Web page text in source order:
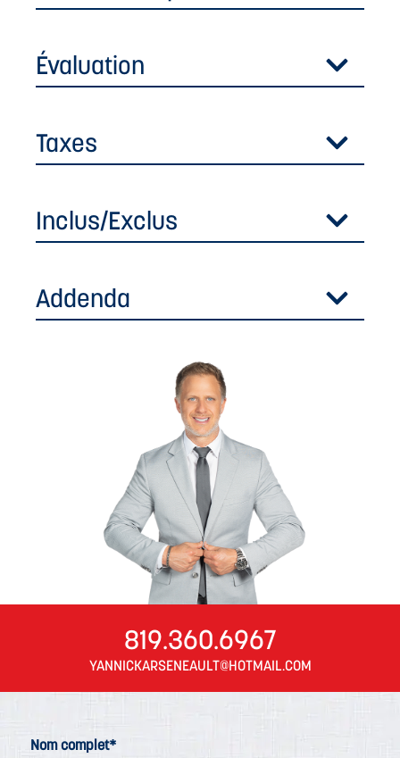
Évaluation
Taxes
Inclus/Exclus
Addenda
819.360.6967
YANNICKARSENEAULT@HOTMAIL.COM